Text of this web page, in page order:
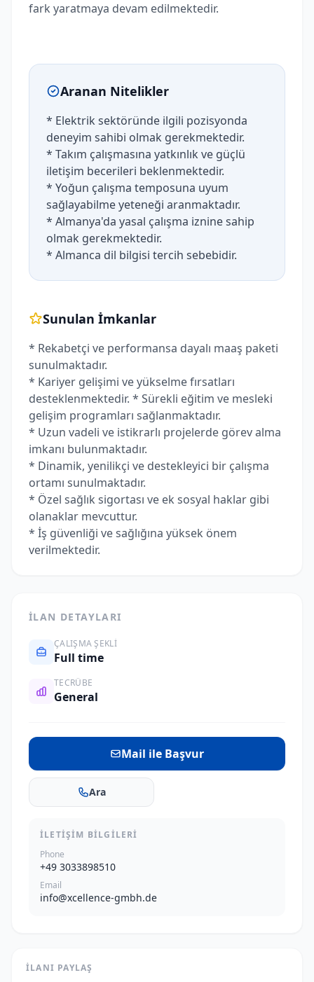
fark yaratmaya devam edilmektedir.
Aranan Nitelikler
* Elektrik sektöründe ilgili pozisyonda
deneyim sahibi olmak gerekmektedir.
* Takım çalışmasına yatkınlık ve güçlü
iletişim becerileri beklenmektedir.
* Yoğun çalışma temposuna uyum
sağlayabilme yeteneği aranmaktadır.
* Almanya'da yasal çalışma iznine sahip
olmak gerekmektedir.
* Almanca dil bilgisi tercih sebebidir.
Sunulan İmkanlar
* Rekabetçi ve performansa dayalı maaş paketi
sunulmaktadır.
* Kariyer gelişimi ve yükselme fırsatları
desteklenmektedir. * Sürekli eğitim ve mesleki
gelişim programları sağlanmaktadır.
* Uzun vadeli ve istikrarlı projelerde görev alma
imkanı bulunmaktadır.
* Dinamik, yenilikçi ve destekleyici bir çalışma
ortamı sunulmaktadır.
* Özel sağlık sigortası ve ek sosyal haklar gibi
olanaklar mevcuttur.
* İş güvenliği ve sağlığına yüksek önem
verilmektedir.
İLAN DETAYLARI
ÇALIŞMA ŞEKLI
Full time
TECRÜBE
General
Mail ile Başvur
Ara
İLETIŞIM BILGILERI
Phone
+49 3033898510
Email
info@xcellence-gmbh.de
İLANI PAYLAŞ